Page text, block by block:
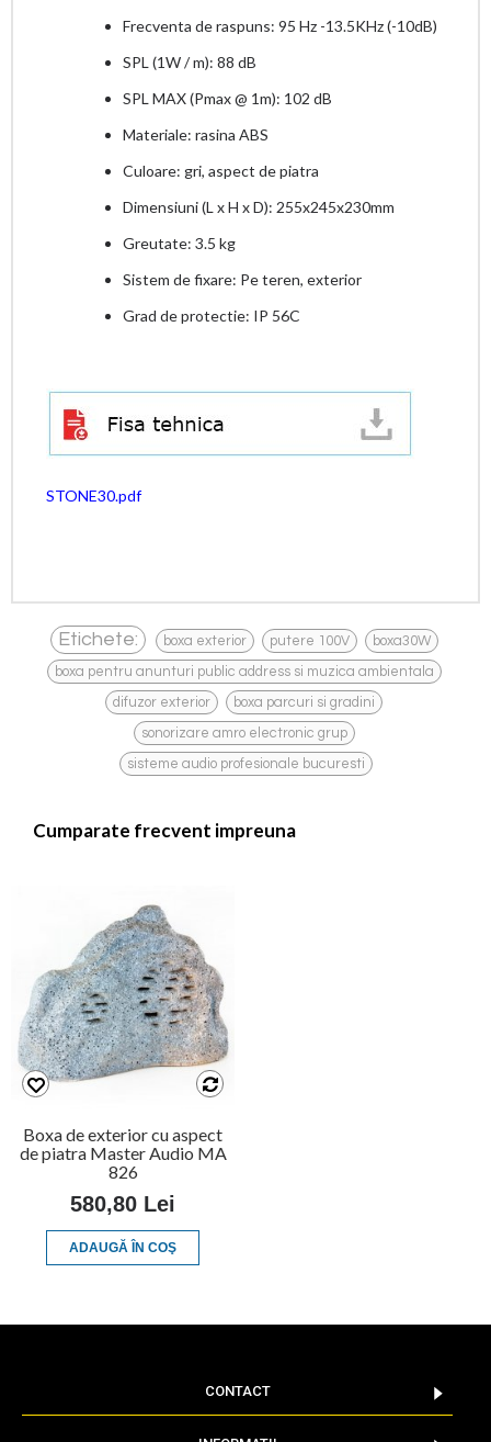
Frecventa de raspuns: 95 Hz -13.5KHz (-10dB)
SPL (1W / m): 88 dB
SPL MAX (Pmax @ 1m): 102 dB
Materiale: rasina ABS
Culoare: gri, aspect de piatra
Dimensiuni (L x H x D): 255x245x230mm
Greutate: 3.5 kg
Sistem de fixare: Pe teren, exterior
Grad de protectie: IP 56C
STONE30.pdf
Etichete: boxa exterior , putere 100V , boxa30W ,
boxa pentru anunturi public address si muzica ambientala ,
difuzor exterior boxa parcuri si gradini
sonorizare amro electronic grup ,
sisteme audio profesionale bucuresti
Cumparate frecvent impreuna
Boxa de exterior cu aspect
de piatra Master Audio MA
826
580,80 Lei
ADAUGĂ ÎN COŞ
CONTACT